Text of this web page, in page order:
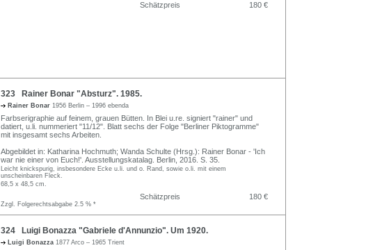
Schätzpreis 180 €
323 Rainer Bonar "Absturz". 1985.
Rainer Bonar 1956 Berlin – 1996 ebenda
Farbserigraphie auf feinem, grauen Bütten. In Blei u.re. signiert "rainer" und
datiert, u.li. nummeriert "11/12". Blatt sechs der Folge "Berliner Piktogramme"
mit insgesamt sechs Arbeiten.
Abgebildet in: Katharina Hochmuth; Wanda Schulte (Hrsg.): Rainer Bonar - 'Ich
war nie einer von Euch!'. Ausstellungskatalag. Berlin, 2016. S. 35.
Leicht knickspurig, insbesondere Ecke u.li. und o. Rand, sowie o.li. mit einem
unscheinbaren Fleck.
68,5 x 48,5 cm.
Schätzpreis 180 €
Zzgl. Folgerechtsabgabe 2.5 % *
324 Luigi Bonazza "Gabriele d'Annunzio". Um 1920.
Luigi Bonazza 1877 Arco – 1965 Trient